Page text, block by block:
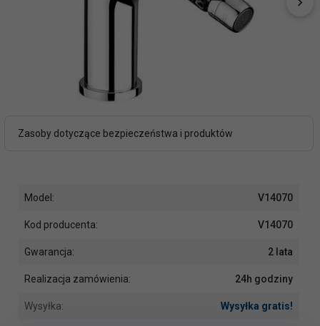
Zasoby dotyczące bezpieczeństwa i produktów
Model: V14070
Kod producenta: V14070
Gwarancja: 2 lata
Realizacja zamówienia: 24h godziny
Wysyłka: Wysyłka gratis!